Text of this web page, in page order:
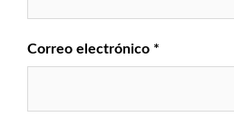
Correo electrónico *